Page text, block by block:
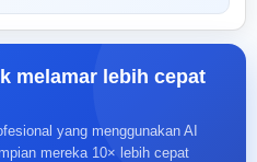
melamar lebih cepat
yang menggunakan AI
mereka 10× lebih cepat